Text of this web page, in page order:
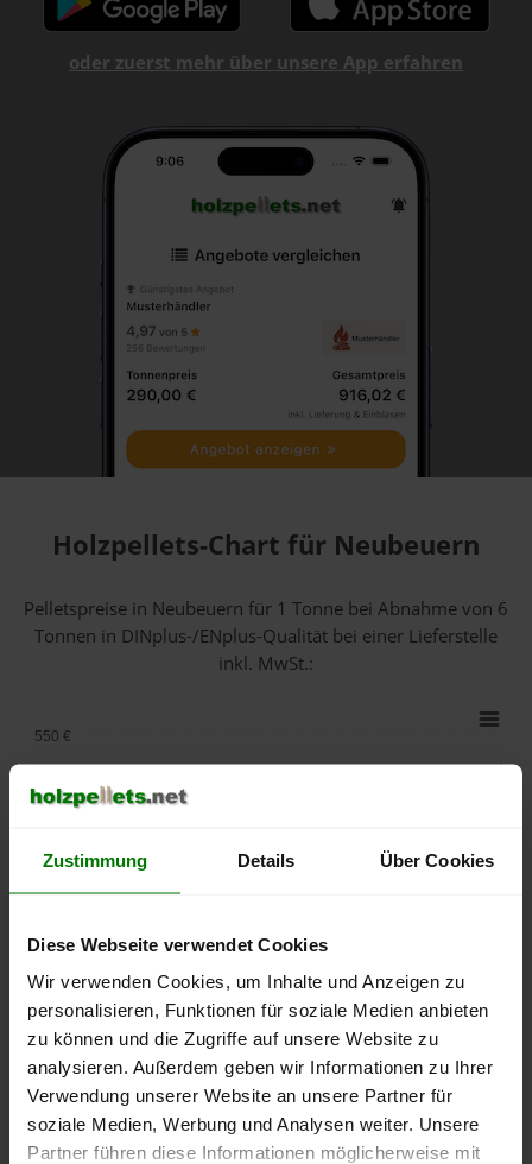
Zustimmung Details Über Cookies
Diese Webseite verwendet Cookies
Wir verwenden Cookies, um Inhalte und Anzeigen zu
personalisieren, Funktionen für soziale Medien anbieten
zu können und die Zugriffe auf unsere Website zu
analysieren. Außerdem geben wir Informationen zu Ihrer
Verwendung unserer Website an unsere Partner für
soziale Medien, Werbung und Analysen weiter. Unsere
Partner führen diese Informationen möglicherweise mit
oder zuerst mehr über unsere App erfahren
Holzpellets-Chart für Neubeuern
Pelletspreise in Neubeuern für 1 Tonne bei Abnahmevon 6
Tonnen in DINplus-/ENplus-Qualität bei einer Lieferstelle
inkl. MwSt.:
lose Ware Sackware
2025
Januar
2026
2026
250 €
300 €
350 €
500 €
550 €